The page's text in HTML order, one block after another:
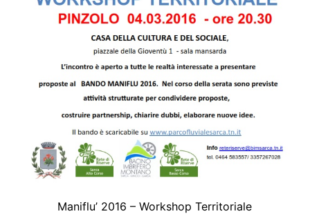
Maniflu’ 2016 – Workshop Territoriale